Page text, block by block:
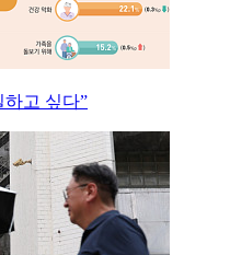
하고 싶다”